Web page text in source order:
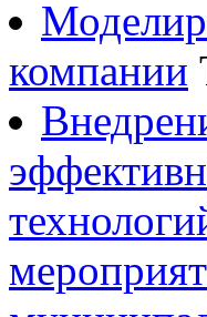
компании